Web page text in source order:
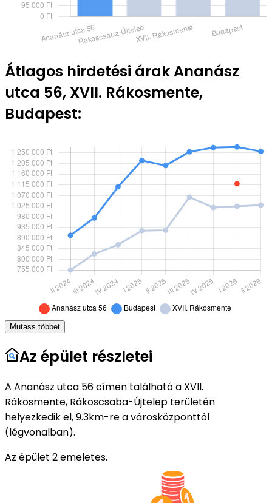
Átlagos hirdetési árak Ananász
utca 56, XVII. Rákosmente,
Budapest:
Mutass többet
Az épület részletei
A Ananász utca 56 címen található a XVII.
Rákosmente, Rákoscsaba-Újtelep területén
helyezkedik el, 9.3km-re a városközponttól
(légvonalban).
Az épület 2 emeletes.